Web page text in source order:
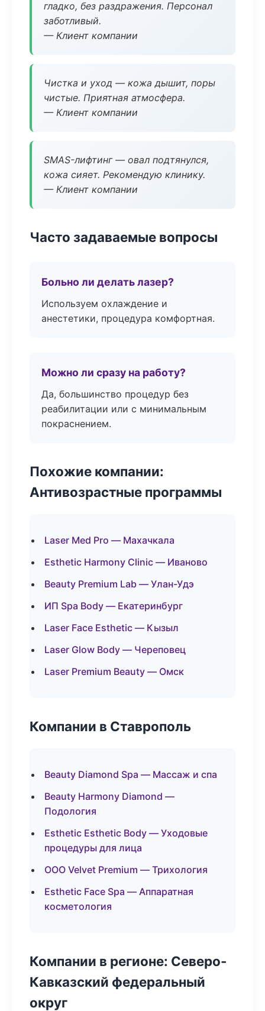
гладко, без раздражения. Персонал
заботливый.
— Клиент компании
Чистка и уход — кожа дышит, поры
чистые. Приятная атмосфера.
— Клиент компании
SMAS-лифтинг — овал подтянулся,
кожа сияет. Рекомендую клинику.
— Клиент компании
Часто задаваемые вопросы
Больно ли делать лазер?
Используем охлаждение и
анестетики, процедура комфортная.
Можно ли сразу на работу?
Да, большинство процедур без
реабилитации или с минимальным
покраснением.
Похожие компании:
Антивозрастные программы
Laser Med Pro — Махачкала
Esthetic Harmony Clinic — Иваново
Beauty Premium Lab — Улан-Удэ
ИП Spa Body — Екатеринбург
Laser Face Esthetic — Кызыл
Laser Glow Body — Череповец
Laser Premium Beauty — Омск
Компании в Ставрополь
Beauty Diamond Spa — Массаж и спа
Beauty Harmony Diamond —
Подология
Esthetic Esthetic Body — Уходовые
процедуры для лица
ООО Velvet Premium — Трихология
Esthetic Face Spa — Аппаратная
косметология
Компании в регионе: Северо-
Кавказский федеральный
округ